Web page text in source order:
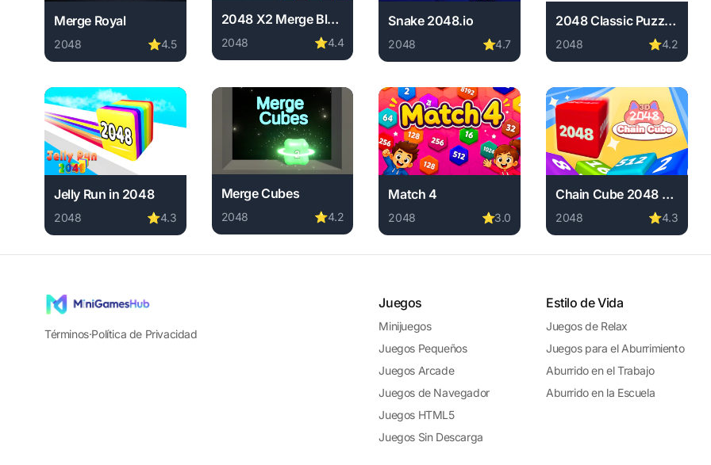
Merge Royal
2048 ⭐4.5
Play Merge Royal online free. 2048 game, no download required, instant play.
2048 X2 Merge Blocks
2048 ⭐4.4
Play 2048 X2 Merge Blocks online free. 2048 game, no download required, instant
Snake 2048.io
2048 ⭐4.7
Play Snake 2048.io online free. 2048 game, no
2048 Classic Puzzle - Challenge
2048 ⭐4.2
Play 2048 Classic Puzzle
Jelly Run in 2048
2048 ⭐4.3
Play Jelly Run in 2048 online free. 2048 game, no download required, instant play.
Merge Cubes
2048 ⭐4.2
Play Merge Cubes online free. 2048 game, no download required, instant play.
Match 4
2048 ⭐3.0
Play Match 4 online free. 2048 game, no download
Chain Cube 2048 3D
2048 ⭐4.3
Play Chain Cube 2048 3D
Términos·Política de Privacidad
Juegos
Minijuegos
Juegos Pequeños
Juegos Arcade
Juegos de Navegador
Juegos HTML5
Juegos Sin Descarga
Estilo de Vida
Juegos de Relax
Juegos para el Aburrimiento
Aburrido en el Trabajo
Aburrido en la Escuela